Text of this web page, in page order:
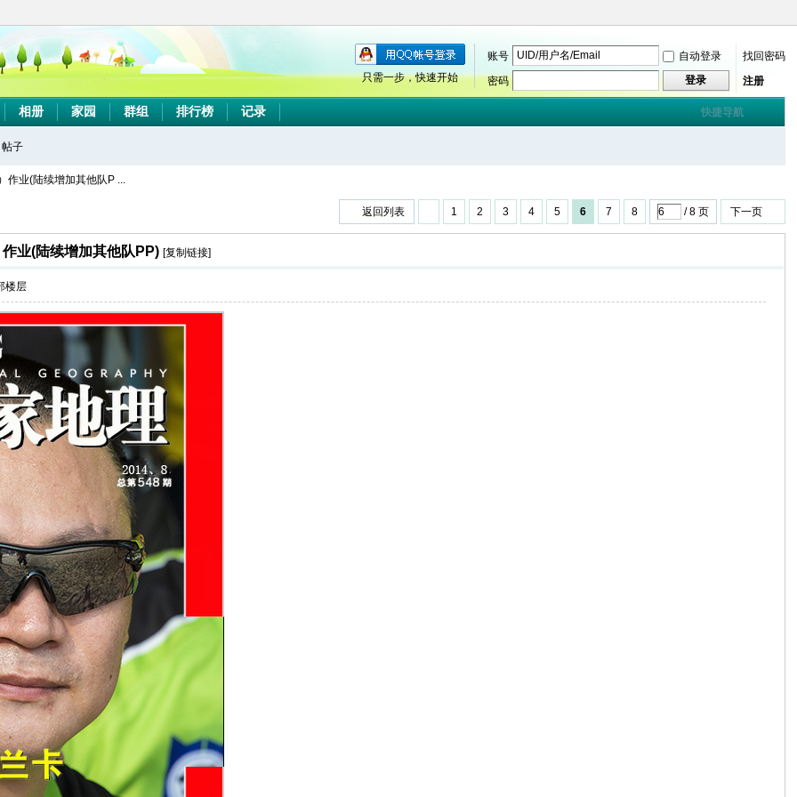
账号 自动登录
找回密码
密码
登录 注册
只需一步，快速开始
快捷导航
相册 家园 群组 排行榜 记录
帖子
搜
索
作业(陆续增加其他队P ...
1 2 3 4 5 6 7 8 / 8 页 下一页
返回列表
业(陆续增加其他队PP) [复制链接]
楼层